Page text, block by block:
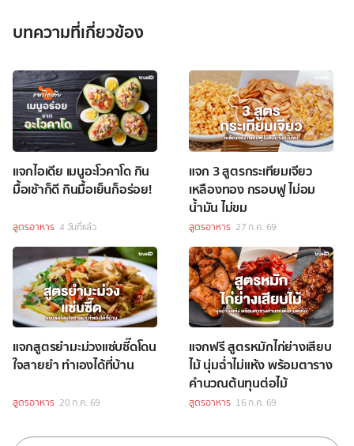
บทความที่เกี่ยวข้อง
แจกไอเดีย เมนูอะโวคาโด กิน
มื้อเช้าก็ดี กินมื้อเย็นก็อร่อย!
สูตรอาหาร 4 วันที่แล้ว
แจก 3 สูตรกระเทียมเจียว
เหลืองทอง กรอบฟู ไม่อม
น้ำมัน ไม่ขม
สูตรอาหาร 27 ก.ค. 69
แจกสูตรยำมะม่วงแซ่บซี๊ดโดน
ใจสายยำ ทำเองได้ที่บ้าน
สูตรอาหาร 20 ก.ค. 69
แจกฟรี สูตรหมักไก่ย่างเสียบ
ไม้ นุ่มฉ่ำไม่แห้ง พร้อมตาราง
คำนวณต้นทุนต่อไม้
สูตรอาหาร 16 ก.ค. 69